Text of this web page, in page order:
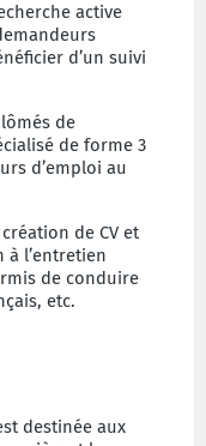
active
d’un suivi
de
de forme 3
d’emploi au
de CV et
l’entretien
de conduire
etc.
destinée aux